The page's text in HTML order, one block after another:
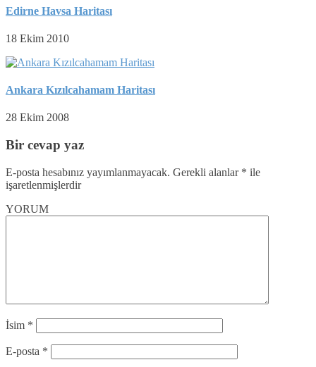
Edirne Havsa Haritası
18 Ekim 2010
Ankara Kızılcahamam Haritası
28 Ekim 2008
Bir cevap yaz
E-posta hesabınız yayımlanmayacak. Gerekli alanlar * ile
işaretlenmişlerdir
YORUM
İsim *
E-posta *